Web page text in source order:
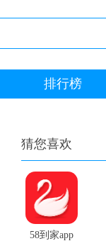
排行榜
猜您喜欢
58到家app